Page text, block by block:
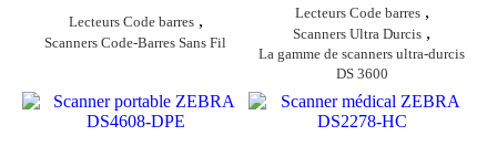
Lecteurs Code barres,
Scanners Code-Barres Sans Fil
Lecteurs Code barres,
Scanners Ultra Durcis ,
La gamme de scanners ultra-durcis
DS 3600